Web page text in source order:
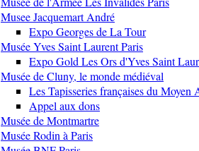
Musee Jacquemart André
Expo Georges de La Tour
Musée Yves Saint Laurent Paris
Expo Gold Les Ors d'Yves Saint
Musée de Cluny, le monde médiéval
Les Tapisseries françaises du Moyen
Appel aux dons
Musée de Montmartre
Musée Rodin à Paris